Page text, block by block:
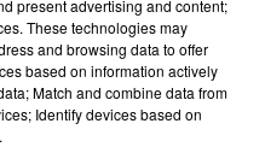
present advertising and content;
These technologies may
and browsing data to offer
based on information actively
Match and combine data from
Identify devices based on